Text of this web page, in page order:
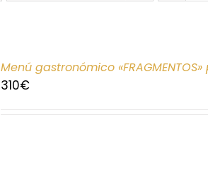
Menú gastronómico
310€